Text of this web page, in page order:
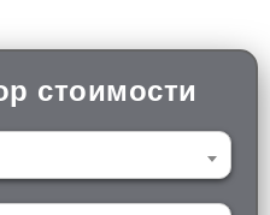
стоимости